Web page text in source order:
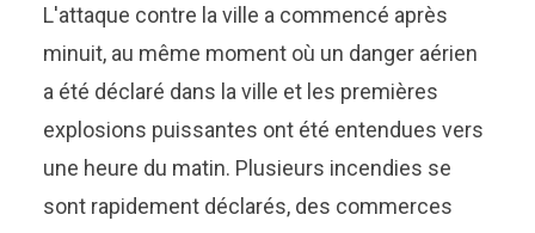
L'attaque contre la ville a commencé après
minuit, au même moment où un danger aérien
a été déclaré dans la ville et les premières
explosions puissantes ont été entendues vers
une heure du matin. Plusieurs incendies se
sont rapidement déclarés, des commerces